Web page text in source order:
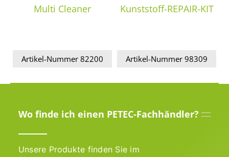
Multi Cleaner
Artikel-Nummer 82200
Kunststoff-REPAIR-KIT
Artikel-Nummer 98309
Wo finde ich einen PETEC-Fachhändler?
Unsere Produkte finden Sie im